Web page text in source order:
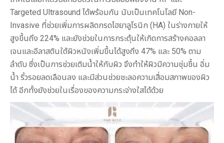
Targeted Ultrasound ได้พร้อมกัน นับเป็นเทคโนโลยี Non-
Invasive ที่ช่วยเพิ่มการผลิตกรดไฮยาลูโรนิก (HA) ในร่างกายให้
สูงขึ้นถึง 224% และยังช่วยในการกระตุ้นให้เกิดการสร้างคอลลา
เจนและอีลาสตินใต้ผิวหนังเพิ่มขึ้นได้สูงถึง 47% และ 50% ตาม
ลำดับ ซึ่งเป็นการช่วยเติมน้ำให้กับผิว จึงทำให้ผิวมีความชุ่มชื้น อิ่ม
น้ำ ริ้วรอยลดเลือนลง และมีส่วนช่วยชะลอความเสื่อมสภาพของผิว
ได้ อีกทั้งยังช่วยในเรื่องของความกระจ่างใสได้ด้วย